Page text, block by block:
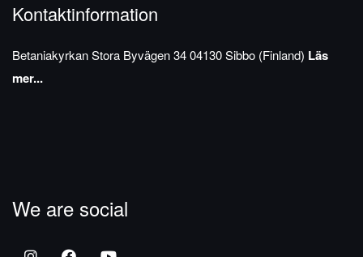
Kontaktinformation
BetaniakyrkanStora Byvägen 3404130 Sibbo (Finland) Läs
mer...
We are social